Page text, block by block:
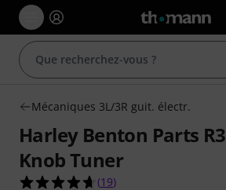
Mécaniques 3L/3R guit. électr.
Harley Benton Parts
Knob Tuner
4.6 étoiles sur 5 d'après
(19)